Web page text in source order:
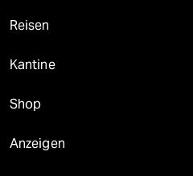
Reisen
Kantine
Shop
Anzeigen